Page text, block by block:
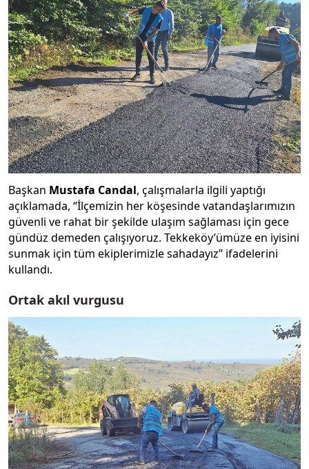
Başkan Mustafa Candal, çalışmalarla ilgili yaptığı
açıklamada, “İlçemizin her köşesinde vatandaşlarımızın
güvenli ve rahat bir şekilde ulaşım sağlaması için gece
gündüz demeden çalışıyoruz. Tekkeköy’ümüze en iyisini
sunmak için tüm ekiplerimizle sahadayız” ifadelerini
kullandı.
Ortak akıl vurgusu